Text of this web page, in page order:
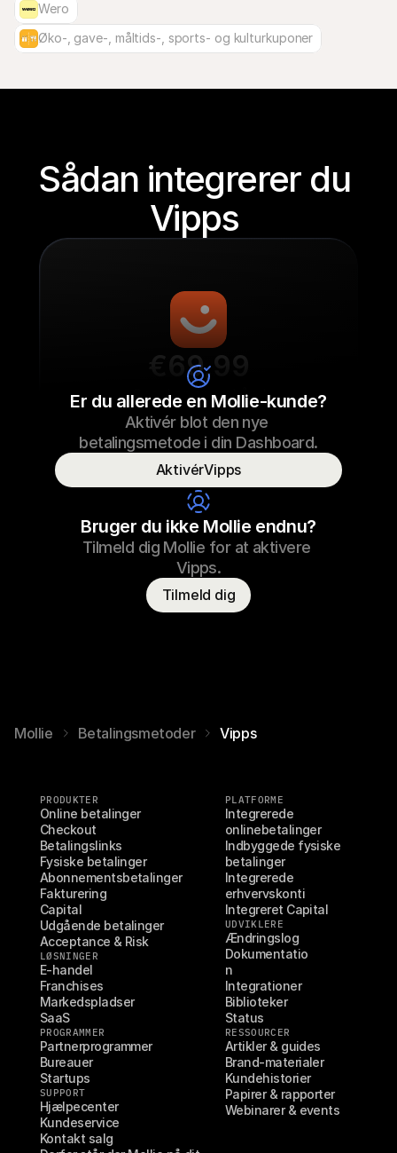
Wero
Øko-, gave-, måltids-, sports- og kulturkuponer
Sådan integrerer du
Vipps
€69,99
Sneaker snørebånd
Sneaker snørebånd
23/09/2022 17:29
Betalt
Er du allerede en Mollie-kunde?
Aktivér blot den nye
betalingsmetode i din Dashboard.
AktivérVipps
Bruger du ikke Mollie endnu?
Tilmeld dig Mollie for at aktivere
Vipps.
Tilmeld dig
Mollie Betalingsmetoder Vipps
PRODUKTER
Online betalinger
Checkout
Betalingslinks
Fysiske betalinger
Abonnementsbetalinger
Fakturering
Capital
Udgående betalinger
Acceptance & Risk
LØSNINGER
E-handel
Franchises
Markedspladser
SaaS
PROGRAMMER
Partnerprogrammer
Bureauer
Startups
SUPPORT
Hjælpecenter
Kundeservice
Kontakt salg
PLATFORME
Integrerede
onlinebetalinger
Indbyggede fysiske
betalinger
Integrerede
erhvervskonti
Integreret Capital
UDVIKLERE
Ændringslog
Dokumentatio
n
Integrationer
Biblioteker
Status
RESSOURCER
Artikler & guides
Brand-materialer
Kundehistorier
Papirer & rapporter
Webinarer & events